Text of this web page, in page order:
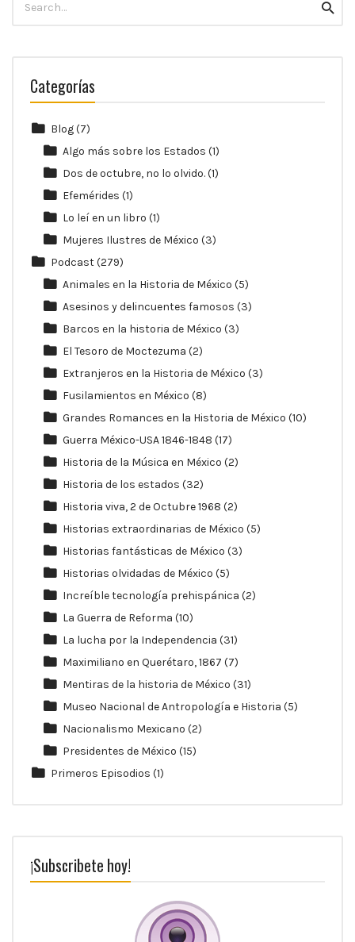
for:
Categorías
Blog(7)
Algo más sobre los Estados (1)
Dos de octubre, no lo olvido.(1)
Efemérides (1)
Lo leí en un libro (1)
Mujeres Ilustres de México (3)
Podcast(279)
Animales en la Historia de México (5)
Asesinos y delincuentes famosos (3)
Barcos en la historia de México (3)
El Tesoro de Moctezuma (2)
Extranjeros en la Historia de México (3)
Fusilamientos en México (8)
Grandes Romances en la Historia de México (10)
Guerra México-USA 1846-1848 (17)
Historia de la Música en México (2)
Historia de los estados (32)
Historia viva, 2 de Octubre 1968 (2)
Historias extraordinarias de México (5)
Historias fantásticas de México (3)
Historias olvidadas de México (5)
Increíble tecnología prehispánica (2)
La Guerra de Reforma (10)
La lucha por la Independencia (31)
Maximiliano en Querétaro, 1867 (7)
Mentiras de la historia de México (31)
Museo Nacional de Antropología e Historia (5)
Nacionalismo Mexicano (2)
Presidentes de México (15)
Primeros Episodios (1)
¡Subscribete hoy!